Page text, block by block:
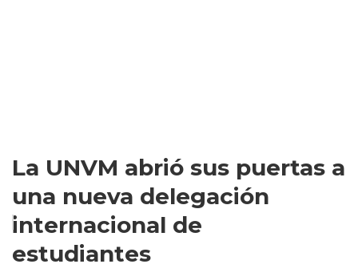
La UNVM abrió sus puertas a
una nueva delegación
internacional de
estudiantes